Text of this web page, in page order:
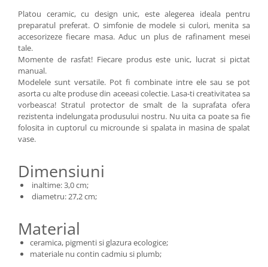
Platou ceramic, cu design unic, este alegerea ideala pentru
preparatul preferat. O simfonie de modele si culori, menita sa
accesorizeze fiecare masa. Aduc un plus de rafinament mesei
tale.
Momente de rasfat! Fiecare produs este unic, lucrat si pictat
manual.
Modelele sunt versatile. Pot fi combinate intre ele sau se pot
asorta cu alte produse din aceeasi colectie. Lasa-ti creativitatea sa
vorbeasca! Stratul protector de smalt de la suprafata ofera
rezistenta indelungata produsului nostru. Nu uita ca poate sa fie
folosita in cuptorul cu microunde si spalata in masina de spalat
vase.
Dimensiuni
inaltime: 3,0 cm;
diametru: 27,2 cm;
Material
ceramica, pigmenti si glazura ecologice;
materiale nu contin cadmiu si plumb;